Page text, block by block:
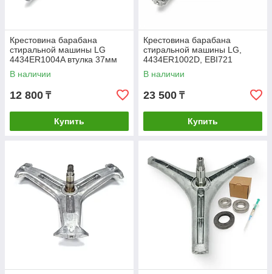
Крестовина барабана
стиральной машины LG
4434ER1004A втулка 37мм
длина 100мм подшипник
205/206 сальник
В наличии
12 800 ₸
Купить
Крестовина барабана
стиральной машины LG,
4434ER1002D, EBI721
В наличии
23 500 ₸
Купить